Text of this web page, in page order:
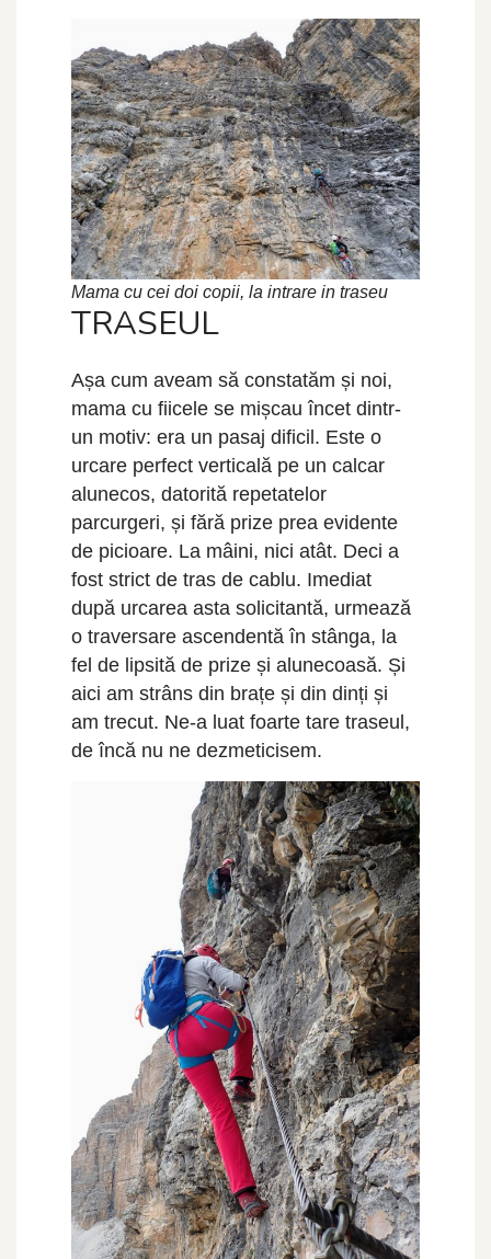
Mama cu cei doi copii, la intrare in traseu
TRASEUL
Așa cum aveam să constatăm și noi,
mama cu fiicele se mișcau încet dintr-
un motiv: era un pasaj dificil. Este o
urcare perfect verticală pe un calcar
alunecos, datorită repetatelor
parcurgeri, și fără prize prea evidente
de picioare. La mâini, nici atât. Deci a
fost strict de tras de cablu. Imediat
după urcarea asta solicitantă, urmează
o traversare ascendentă în stânga, la
fel de lipsită de prize și alunecoasă. Și
aici am strâns din brațe și din dinți și
am trecut. Ne-a luat foarte tare traseul,
de încă nu ne dezmeticisem.